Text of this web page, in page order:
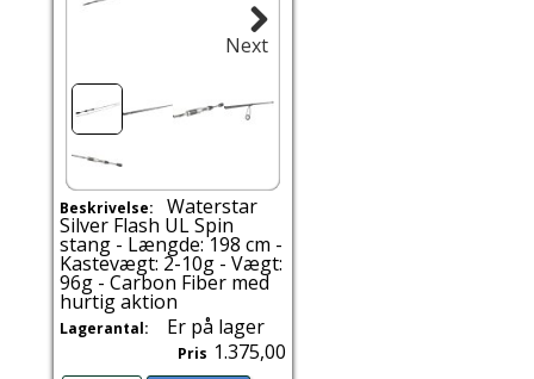
Next
Beskrivelse: Waterstar
Silver Flash UL Spin
stang - Længde: 198 cm -
Kastevægt: 2-10g - Vægt:
96g - Carbon Fiber med
hurtig aktion
Lagerantal: Er på lager
Pris 1.375,00